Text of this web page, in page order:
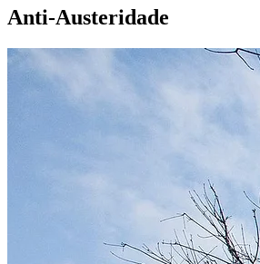
Anti-Austeridade